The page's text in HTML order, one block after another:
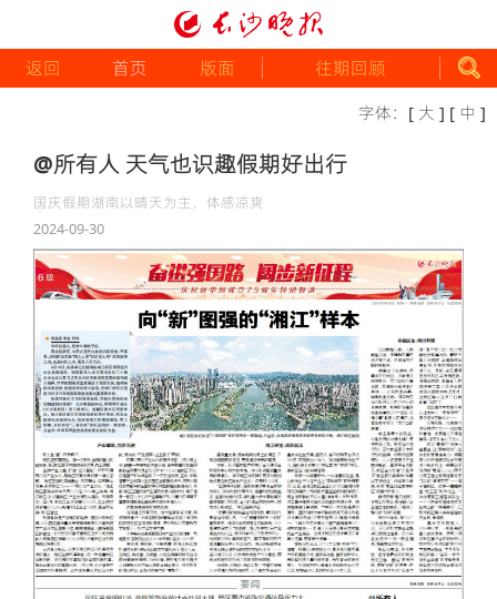
返回 首页 版面 往期回顾
字体： [ 大 ] [ 中 ]
@所有人 天气也识趣假期好出行
国庆假期湖南以晴天为主，体感凉爽
2024-09-30